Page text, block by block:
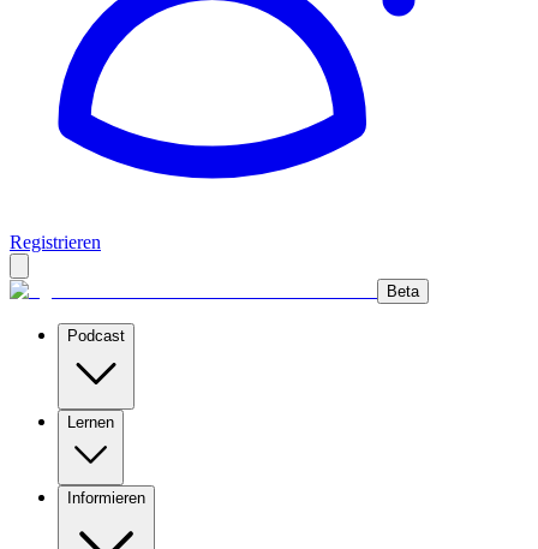
Registrieren
Beta
Podcast
Lernen
Informieren